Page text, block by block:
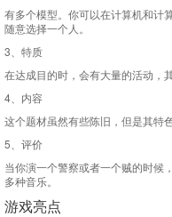
有多个模型。你可以在计算机和计
随意选择一个人。
3、特质
在达成目的时，会有大量的活动，
4、内容
这个题材虽然有些陈旧，但是其特
5、评价
当你演一个警察或者一个贼的时候
多种音乐。
游戏亮点